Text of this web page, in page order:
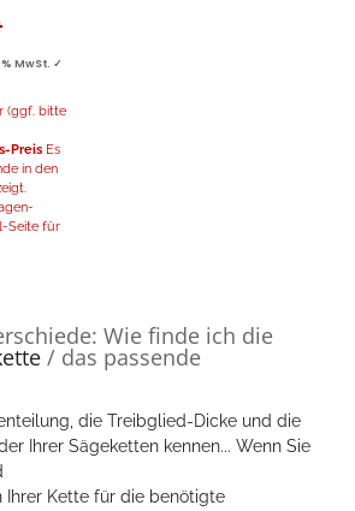
MwSt. ✓
(ggf. bitte
Preis Es
in den
Seite für
Wie finde ich die
/ das passende
die Treibglied-Dicke und die
Ihrer Sägeketten kennen... Wenn Sie
Ihrer Kette für die benötigte